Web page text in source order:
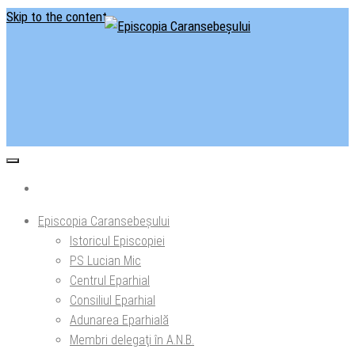
Skip to the content
Episcopia Caransebeșului
Istoricul Episcopiei
PS Lucian Mic
Centrul Eparhial
Consiliul Eparhial
Adunarea Eparhială
Membri delegaţi în A.N.B.